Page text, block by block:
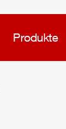
Produkte